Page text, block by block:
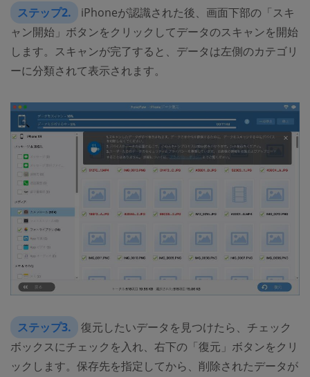
ステップ2.
iPhoneが認識された後、画面下部の「スキ
ャン開始」ボタンをクリックしてデータのスキャンを開始
します。スキャンが完了すると、データは左側のカテゴリ
ーに分類されて表示されます。
ステップ3.
復元したいデータを見つけたら、チェック
ボックスにチェックを入れ、右下の「復元」ボタンをクリ
ックします。保存先を指定してから、削除されたデータが